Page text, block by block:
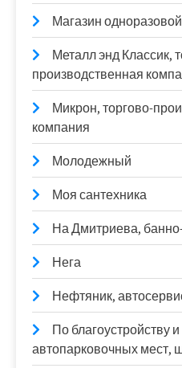
Магазин
Металл энд Классик,
производственная
Микрон, торгово-
компания
Молодежный
Моя сантехника
На Дмитриева,
Нега
Нефтяник,
По благоустройству
автопарковочных мест,